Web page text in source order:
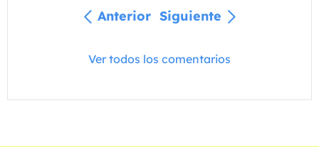
Anterior Siguiente
Ver todos los comentarios